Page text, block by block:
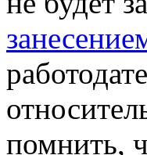
помнить,